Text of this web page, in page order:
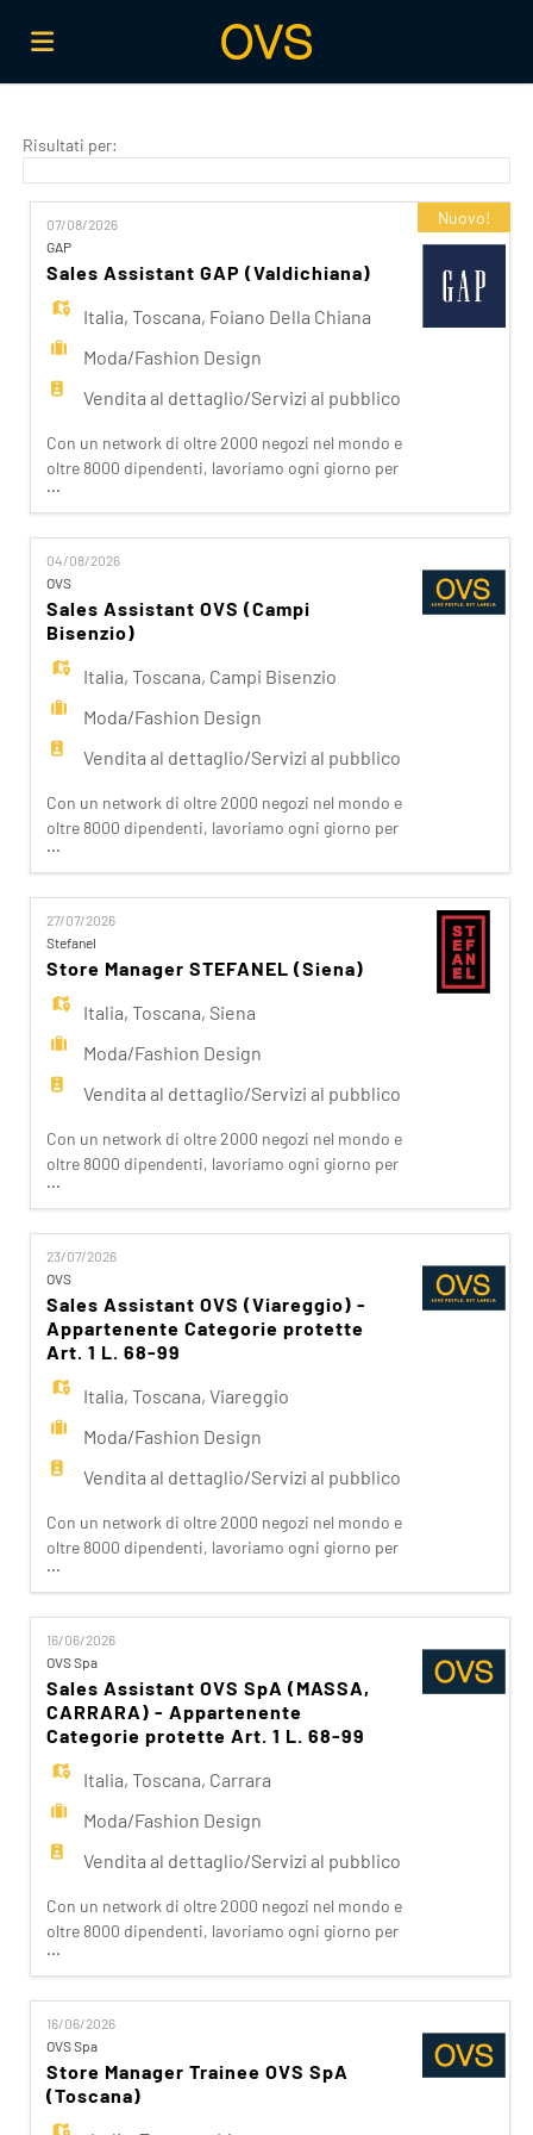
Offerte
di
lavoro
Carica
il
CV
Login
Lingua
EN
FR
ES
PT
Risultati per:
07/08/2026
GAP
Sales Assistant GAP (Valdichiana)
Italia,Toscana, Foiano Della Chiana
Moda/Fashion Design
Vendita al dettaglio/Servizi al pubblico
Con un network di oltre 2000 negozi nel mondo e
oltre 8000 dipendenti, lavoriamo ogni giorno per
realizzare la nostra mission di rendere il bello
accessibile a tutti. Facciamo la differenza per i
nostri clienti attraverso i brand del nostro gruppo:
OVS, OVS Kids, UPIM, Blukids, Croff, Les Copains,
Shaka, Goldenpoint, Stefanel. Ogni giorno
prepariam
...
Nuovo!
04/08/2026
OVS
Sales Assistant OVS (Campi
Bisenzio)
Italia,Toscana, Campi Bisenzio
Moda/Fashion Design
Vendita al dettaglio/Servizi al pubblico
Con un network di oltre 2000 negozi nel mondo e
oltre 8000 dipendenti, lavoriamo ogni giorno per
realizzare la nostra mission di rendere il bello
accessibile a tutti. Facciamo la differenza per i
nostri clienti attraverso i brand del nostro gruppo:
OVS, OVS Kids, UPIM, Blukids, Croff, Les Copains,
Shaka, Goldenpoint, Stefanel. Ogni giorno
prepariam
...
27/07/2026
Stefanel
Store Manager STEFANEL (Siena)
Italia,Toscana, Siena
Moda/Fashion Design
Vendita al dettaglio/Servizi al pubblico
Con un network di oltre 2000 negozi nel mondo e
oltre 8000 dipendenti, lavoriamo ogni giorno per
realizzare la nostra mission di rendere il bello
accessibile a tutti. Facciamo la differenza per i
nostri clienti attraverso i brand del nostro gruppo:
OVS, OVS Kids, UPIM, Blukids, Croff, Les Copains,
Stefanel. Ogni giorno prepariamo il negozio e
accom
...
23/07/2026
OVS
Sales Assistant OVS (Viareggio) -
Appartenente Categorie protette
Art. 1 L. 68-99
Italia,Toscana,Viareggio
Moda/Fashion Design
Vendita al dettaglio/Servizi al pubblico
Con un network di oltre 2000 negozi nel mondo e
oltre 8000 dipendenti, lavoriamo ogni giorno per
realizzare la nostra mission di rendere il bello
accessibile a tutti. Facciamo la differenza per i
nostri clienti attraverso i brand del nostro gruppo:
OVS, OVS Kids, UPIM, Blukids, Goldenpoint, Shaka,
Croff, Les Copains, Stefanel. Ogni giorno
prepariam
...
16/06/2026
OVS Spa
Sales Assistant OVS SpA (MASSA,
CARRARA) - Appartenente
Categorie protette Art. 1 L. 68-99
Italia,Toscana, Carrara
Moda/Fashion Design
Vendita al dettaglio/Servizi al pubblico
Con un network di oltre 2000 negozi nel mondo e
oltre 8000 dipendenti, lavoriamo ogni giorno per
realizzare la nostra mission di rendere il bello
accessibile a tutti. Facciamo la differenza per i
nostri clienti attraverso i brand del nostro gruppo:
OVS, OVS Kids, UPIM, Blukids, Goldenpoint, Shaka,
Croff, Les Copains, Stefanel. Ogni giorno
prepariam
...
16/06/2026
OVS Spa
Store Manager Trainee OVS SpA
(Toscana)